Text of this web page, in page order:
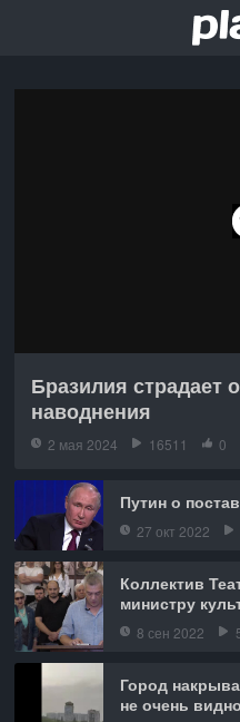
Бразилия страдает
наводнения
2 мая 2024 16511 0
Путин о
27 окт 2022
Коллектив
министру
8 сен 2022
Город
не очень